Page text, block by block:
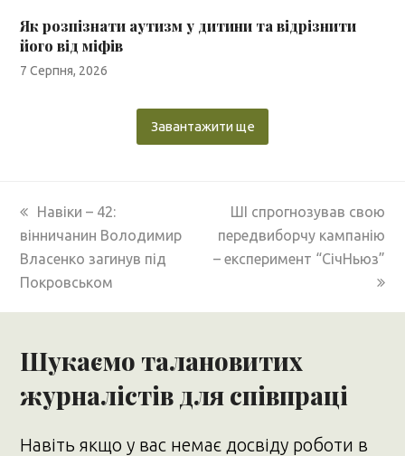
Як розпізнати аутизм у дитини та відрізнити
його від міфів
7 Серпня, 2026
Завантажити ще
previous
post:
Навіки – 42:
вінничанин Володимир
Власенко загинув під
Покровськом
next
post:
ШІ спрогнозував свою
передвиборчу кампанію
– експеримент “СічНьюз”
Шукаємо талановитих
журналістів для співпраці
Навіть якщо у вас немає досвіду роботи в